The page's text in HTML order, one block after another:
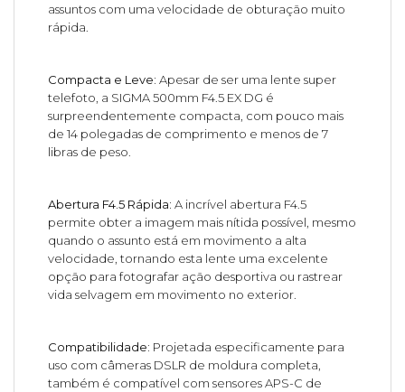
assuntos com uma velocidade de obturação muito
rápida.
Compacta e Leve: Apesar de ser uma lente super
telefoto, a SIGMA 500mm F4.5 EX DG é
surpreendentemente compacta, com pouco mais
de 14 polegadas de comprimento e menos de 7
libras de peso.
Abertura F4.5 Rápida: A incrível abertura F4.5
permite obter a imagem mais nítida possível, mesmo
quando o assunto está em movimento a alta
velocidade, tornando esta lente uma excelente
opção para fotografar ação desportiva ou rastrear
vida selvagem em movimento no exterior.
Compatibilidade: Projetada especificamente para
uso com câmeras DSLR de moldura completa,
também é compatível com sensores APS-C de